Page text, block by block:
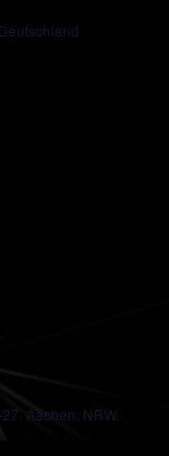
Aachen, NRW,